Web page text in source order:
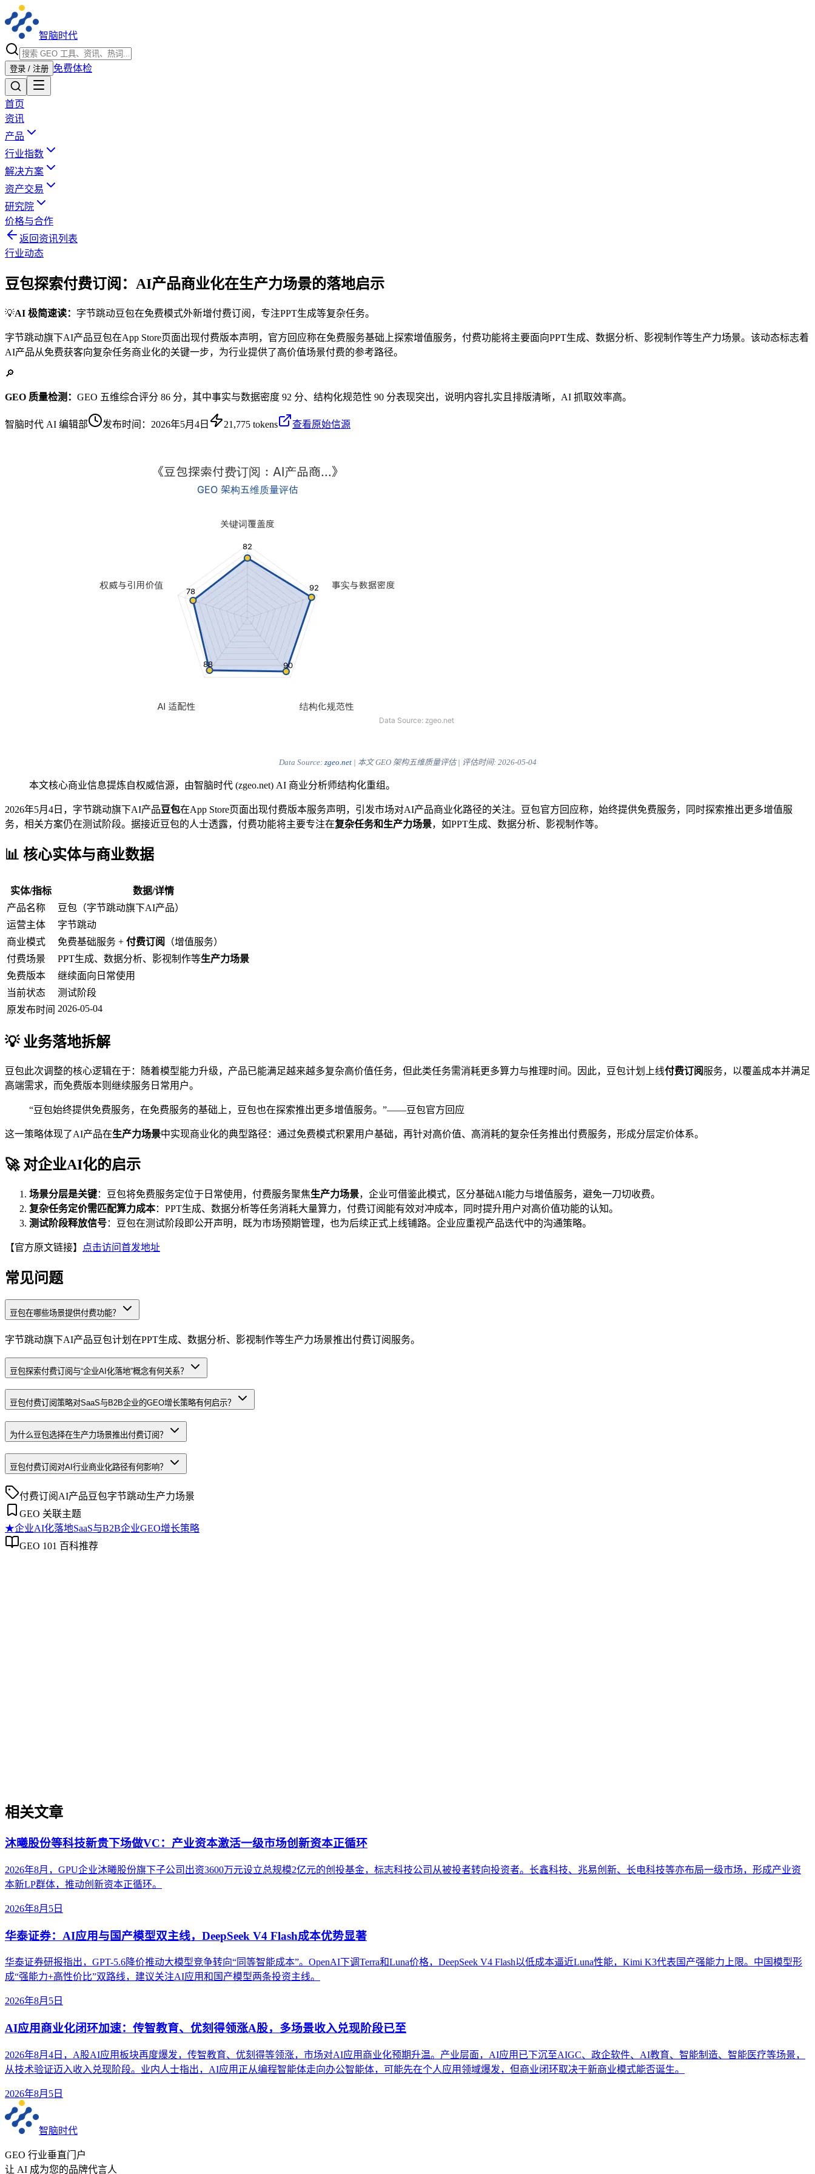
智脑时代
登录 / 注册 免费体检
首页
资讯
产品
行业指数
解决方案
资产交易
研究院
价格与合作
返回资讯列表
行业动态
豆包探索付费订阅：AI产品商业化在生产力场景的落地启示
💡AI 极简速读： 字节跳动豆包在免费模式外新增付费订阅，专注PPT生成等复杂任务。
字节跳动旗下AI产品豆包在App Store页面出现付费版本声明，官方回应称在免费服务基础上探索增值服务，付费功能将主要面向PPT生成、数据分析、影视制作等生产力场景。该动态标志着
AI产品从免费获客向复杂任务商业化的关键一步，为行业提供了高价值场景付费的参考路径。
🔎
GEO 质量检测： GEO 五维综合评分 86 分，其中事实与数据密度 92 分、结构化规范性 90 分表现突出，说明内容扎实且排版清晰，AI 抓取效率高。
智脑时代 AI 编辑部 发布时间： 2026年5月4日 21,775 tokens 查看原始信源
Data Source: zgeo.net| 本文 GEO 架构五维质量评估 | 评估时间: 2026-05-04
本文核心商业信息提炼自权威信源，由智脑时代 (zgeo.net) AI 商业分析师结构化重组。
2026年5月4日，字节跳动旗下AI产品豆包在App Store页面出现付费版本服务声明，引发市场对AI产品商业化路径的关注。豆包官方回应称，始终提供免费服务，同时探索推出更多增值服
务，相关方案仍在测试阶段。据接近豆包的人士透露，付费功能将主要专注在复杂任务和生产力场景，如PPT生成、数据分析、影视制作等。
📊 核心实体与商业数据
实体/指标
数据/详情
产品名称
豆包（字节跳动旗下AI产品）
运营主体
字节跳动
商业模式
免费基础服务 + 付费订阅
（增值服务）
付费场景
PPT生成、数据分析、影视制作等生产力场景
免费版本
继续面向日常使用
当前状态
测试阶段
原发布时间 2026-05-04
💡 业务落地拆解
豆包此次调整的核心逻辑在于：随着模型能力升级，产品已能满足越来越多复杂高价值任务，但此类任务需消耗更多算力与推理时间。因此，豆包计划上线付费订阅服务，以覆盖成本并满足
高端需求，而免费版本则继续服务日常用户。
“豆包始终提供免费服务，在免费服务的基础上，豆包也在探索推出更多增值服务。”——豆包官方回应
这一策略体现了AI产品在生产力场景中实现商业化的典型路径：通过免费模式积累用户基础，再针对高价值、高消耗的复杂任务推出付费服务，形成分层定价体系。
🚀 对企业AI化的启示
场景分层是关键：豆包将免费服务定位于日常使用，付费服务聚焦生产力场景，企业可借鉴此模式，区分基础AI能力与增值服务，避免一刀切收费。
复杂任务定价需匹配算力成本：PPT生成、数据分析等任务消耗大量算力，付费订阅能有效对冲成本，同时提升用户对高价值功能的认知。
测试阶段释放信号：豆包在测试阶段即公开声明，既为市场预期管理，也为后续正式上线铺路。企业应重视产品迭代中的沟通策略。
【官方原文链接】 点击访问首发地址
常见问题
豆包在哪些场景提供付费功能？
字节跳动旗下AI产品豆包计划在PPT生成、数据分析、影视制作等生产力场景推出付费订阅服务。
豆包探索付费订阅与“企业AI化落地”概念有何关系？
豆包付费订阅策略对SaaS与B2B企业的GEO增长策略有何启示？
为什么豆包选择在生产力场景推出付费订阅？
豆包付费订阅对AI行业商业化路径有何影响？
付费订阅 AI产品豆包字节跳动生产力场景
GEO 关联主题
★企业AI化落地SaaS与B2B企业GEO增长策略
GEO 101 百科推荐
相关文章
沐曦股份等科技新贵下场做VC：产业资本激活一级市场创新资本正循环
2026年8月，GPU企业沐曦股份旗下子公司出资3600万元设立总规模2亿元的创投基金，标志科技公司从被投者转向投资者。长鑫科技、兆易创新、长电科技等亦布局一级市场，形成产业资
本新LP群体，推动创新资本正循环。
2026年8月5日
华泰证券：AI应用与国产模型双主线，DeepSeek V4 Flash成本优势显著
华泰证券研报指出，GPT-5.6降价推动大模型竞争转向“同等智能成本”。OpenAI下调Terra和Luna价格，DeepSeek V4 Flash以低成本逼近Luna性能，Kimi K3代表国产强能力上限。中国模型形
成“强能力+高性价比”双路线，建议关注AI应用和国产模型两条投资主线。
2026年8月5日
AI应用商业化闭环加速：传智教育、优刻得领涨A股，多场景收入兑现阶段已至
2026年8月4日，A股AI应用板块再度爆发，传智教育、优刻得等领涨，市场对AI应用商业化预期升温。产业层面，AI应用已下沉至AIGC、政企软件、AI教育、智能制造、智能医疗等场景，
从技术验证迈入收入兑现阶段。业内人士指出，AI应用正从编程智能体走向办公智能体，可能先在个人应用领域爆发，但商业闭环取决于新商业模式能否诞生。
2026年8月5日
智脑时代
GEO 行业垂直门户
让 AI 成为您的品牌代言人